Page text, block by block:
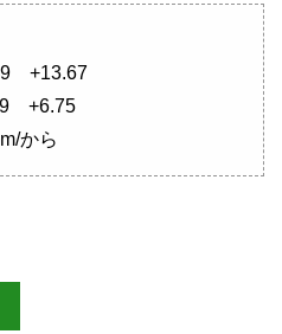
+13.67
+6.75
から